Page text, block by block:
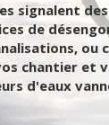
signalent
de
chantier et
d'eaux